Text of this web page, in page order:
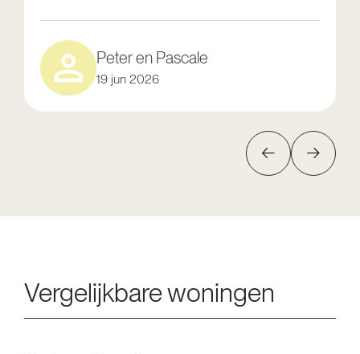
Peter en Pascale
19 jun 2026
Vergelijkbare woningen